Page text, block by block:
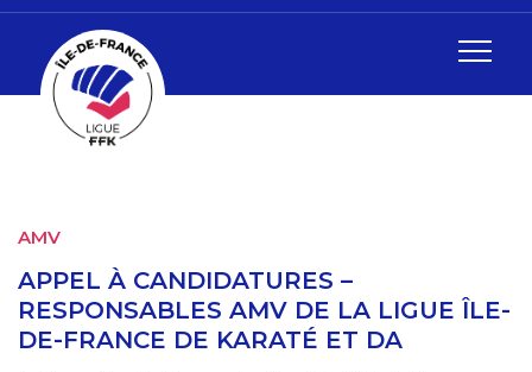
AMV
APPEL À CANDIDATURES –
RESPONSABLES AMV DE LA LIGUE ÎLE-
DE-FRANCE DE KARATÉ ET DA